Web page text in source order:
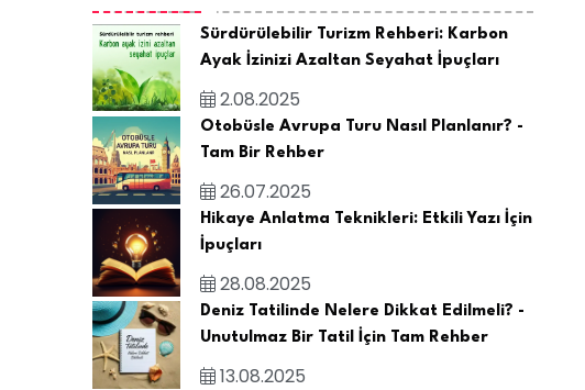
Sürdürülebilir Turizm Rehberi: Karbon
Ayak İzinizi Azaltan Seyahat İpuçları
2.08.2025
Otobüsle Avrupa Turu Nasıl Planlanır? -
Tam Bir Rehber
26.07.2025
Hikaye Anlatma Teknikleri: Etkili Yazı İçin
İpuçları
28.08.2025
Deniz Tatilinde Nelere Dikkat Edilmeli? -
Unutulmaz Bir Tatil İçin Tam Rehber
13.08.2025